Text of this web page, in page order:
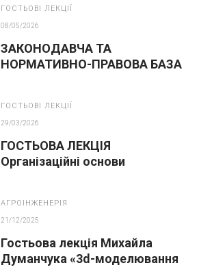
ГОСТЬОВІ ЛЕКЦІЇ
08/05/2026
ЗАКОНОДАВЧА ТА
НОРМАТИВНО-ПРАВОВА БАЗА
ГОСТЬОВІ ЛЕКЦІЇ
29/03/2026
ГОСТЬОВА ЛЕКЦІЯ
Організаційні основи
АГРОІНЖЕНЕРІЯ
21/12/2025
Гостьова лекція Михайла
Думанчука «3d-моделювання